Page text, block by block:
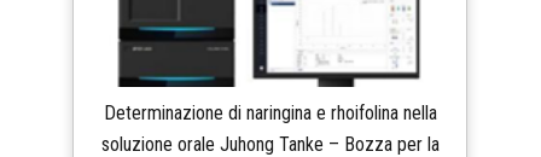
Determinazione di naringina e rhoifolina nella
soluzione orale Juhong Tanke – Bozza per la